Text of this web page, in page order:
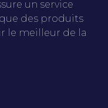
un service
des produits
le meilleur de la